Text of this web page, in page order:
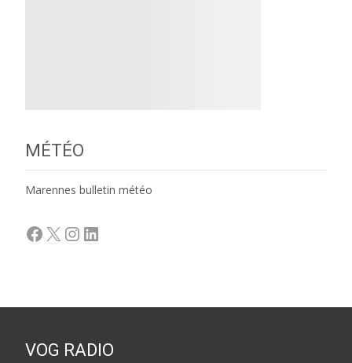
MÉTÉO
Marennes bulletin météo
Facebook
X Instagram
LinkedIn
VOG RADIO